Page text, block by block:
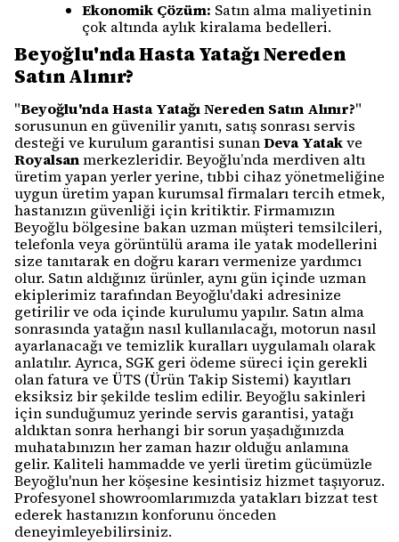
Ekonomik Çözüm: Satın alma maliyetinin
çok altında aylık kiralama bedelleri.
Beyoğlu'nda Hasta Yatağı Nereden
Satın Alınır?
"Beyoğlu'nda Hasta Yatağı Nereden Satın Alınır?"
sorusunun en güvenilir yanıtı, satış sonrası servis
desteği ve kurulum garantisi sunanDeva Yatakve
Royalsanmerkezleridir. Beyoğlu’nda merdiven altı
üretim yapan yerler yerine, tıbbi cihaz yönetmeliğine
uygun üretim yapan kurumsal firmaları tercih etmek,
hastanızın güvenliği için kritiktir. Firmamızın
Beyoğlu bölgesine bakan uzman müşteri temsilcileri,
telefonla veya görüntülü arama ile yatak modellerini
size tanıtarak en doğru kararı vermenize yardımcı
olur. Satın aldığınız ürünler, aynı gün içinde uzman
ekiplerimiz tarafından Beyoğlu'daki adresinize
getirilir ve oda içinde kurulumu yapılır. Satın alma
sonrasında yatağın nasıl kullanılacağı, motorun nasıl
ayarlanacağı ve temizlik kuralları uygulamalı olarak
anlatılır. Ayrıca, SGK geri ödeme süreci için gerekli
olan fatura ve ÜTS (Ürün Takip Sistemi) kayıtları
eksiksiz bir şekilde teslim edilir. Beyoğlu sakinleri
için sunduğumuz yerinde servis garantisi, yatağı
aldıktan sonra herhangi bir sorun yaşadığınızda
muhatabınızın her zaman hazır olduğu anlamına
gelir. Kaliteli hammadde ve yerli üretim gücümüzle
Beyoğlu'nun her köşesine kesintisiz hizmet taşıyoruz.
Profesyonel showroomlarımızda yatakları bizzat test
ederek hastanızın konforunu önceden
deneyimleyebilirsiniz.